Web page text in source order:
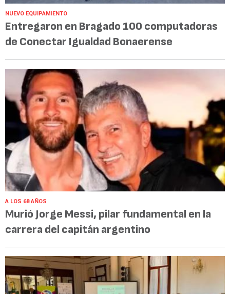
NUEVO EQUIPAMIENTO
Entregaron en Bragado 100 computadoras
de Conectar Igualdad Bonaerense
A LOS 68 AÑOS
Murió Jorge Messi, pilar fundamental en la
carrera del capitán argentino